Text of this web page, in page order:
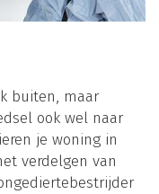
buiten, maar
ook wel naar
je woning in
verdelgen van